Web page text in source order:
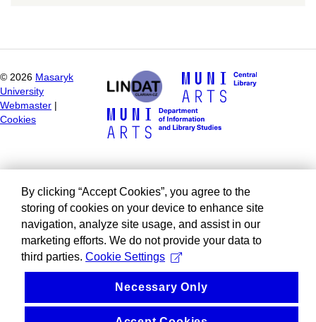
© 2026 Masaryk
University
Webmaster
Cookies
By clicking “Accept Cookies”, you agree to the
storing of cookies on your device to enhance site
navigation, analyze site usage, and assist in our
marketing efforts. We do not provide your data to
third parties. Cookie Settings
Necessary Only